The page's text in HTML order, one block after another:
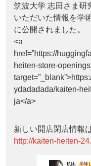
筑波大学 志田さま研
いただいた情報を学
に公開されました。
<a
href=”https://
heiten-store-
ydadadada/kaiten-
ja</a>
新しい開店閉店情報
http://kaiten-heiten-